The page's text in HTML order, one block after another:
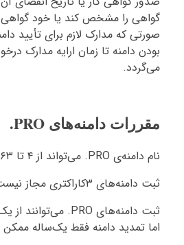
گواهی را مشخص کند یا خود گواهی
صورتی که مدارک لازم برای تأیید
بودن دامنه تا زمان ارایه مدارک
می‌گردد.
مقررات دامنه‌های PRO.
نام دامنه‌ی PRO. می‌تواند از ۴ تا ۶۳ کاراکتر باشد.
ثبت دامنه‌های ۳کاراکتری مجاز نیست.
اما تمدید دامنه فقط یک‌ساله